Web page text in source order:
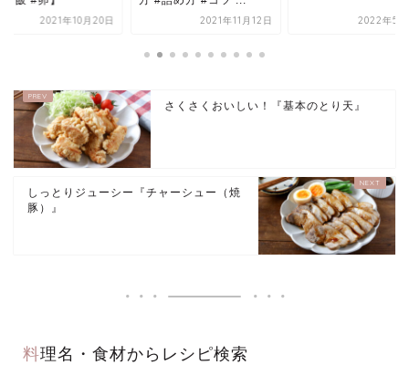
2021年10月20日 2021年11月12日 2022年5
さくさくおいしい！『基本のとり天』
しっとりジューシー『チャーシュー（焼
豚）』
料理名・食材からレシピ検索